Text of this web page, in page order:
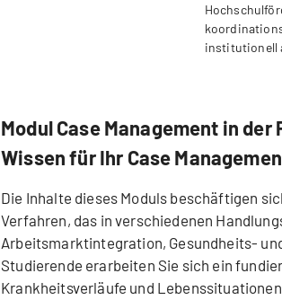
institutionell
Modul Case Management in
Wissen für Ihr Case
Die Inhalte dieses Moduls beschäftigen
Verfahren, das in verschiedenen
Arbeitsmarktintegration, Gesundheits-
Studierende erarbeiten Sie sich ein
Krankheitsverläufe und